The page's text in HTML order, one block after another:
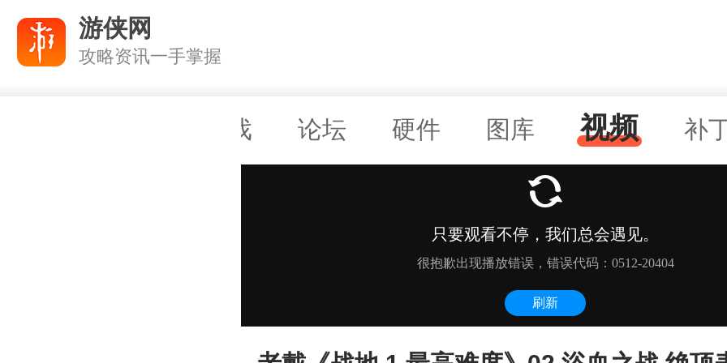
游侠网
攻略资讯一手掌握
游戏 论坛 硬件 图库 视频 补